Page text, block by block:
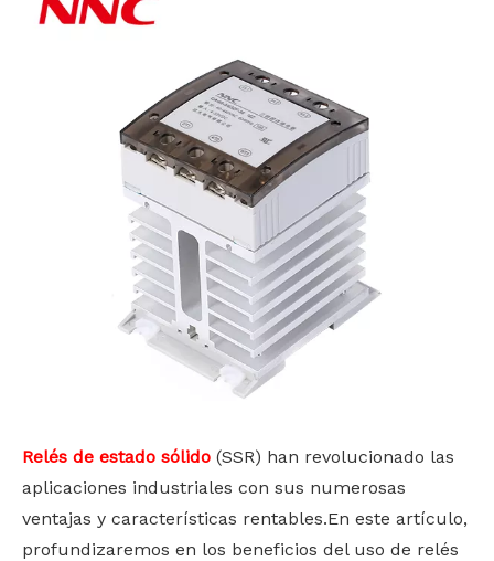
Relés de estado sólido (SSR) han revolucionado las
aplicaciones industriales con sus numerosas
ventajas y características rentables.En este artículo,
profundizaremos en los beneficios del uso de relés